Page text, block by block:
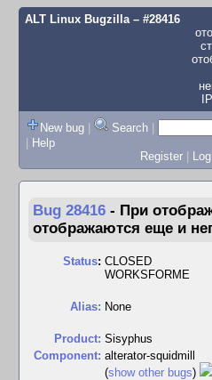
ALT Linux Bugzilla– #28416
New bug | Search |
| Help
Register |
Bug 28416 - При
отображаются еще и
Status: CLOSED
WORKSFORME
Alias: None
Product: Sisyphus
Component: alterator-squidmill
(show other bugs)